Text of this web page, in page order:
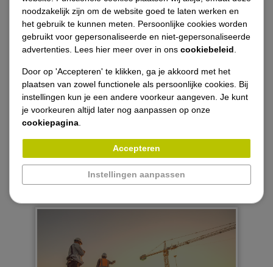
groei.
Werken in een dynamisch en enthousiast
team.
Pas je in het bovenstaande profiel?
Spreekt dit je aan? Reageer dan snel
wie weet maken we binnenkort kennis!
085 049 885 6
noodzakelijk zijn om de website goed te laten werken en
het gebruik te kunnen meten. Persoonlijke cookies worden
gebruikt voor gepersonaliseerde en niet-gepersonaliseerde
advertenties. Lees hier meer over in ons cookiebeleid
Door op 'Accepteren' te klikken, ga je akkoord met het
plaatsen van zowel functionele als persoonlijke cookies. Bij
instellingen kun je een andere voorkeur aangeven. Je kunt
je voorkeuren altijd later nog aanpassen op onze
cookiepagina
Accepteren
Instellingen aanpassen
Referenties / projecten
Opdrachtgevers
Vacatures
Nieuws
Contact